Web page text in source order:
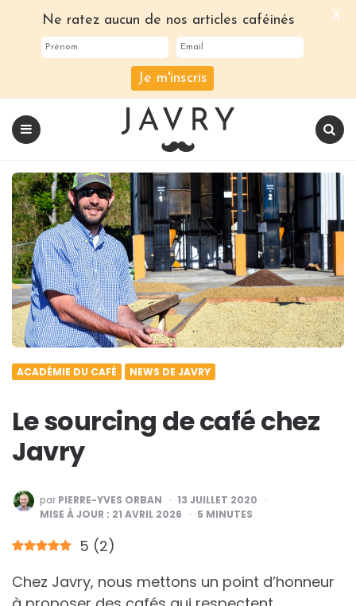
Le
blog
Javry
Coffee
ACADÉMIE DU CAFÉ NEWS DE JAVRY
Le sourcing de café chez
Javry
PUBLIÉ
PAR
par PIERRE-YVES ORBAN
13 JUILLET 2020
MISE À JOUR : 21 AVRIL 2026 5 MINUTES
5 (2)
Chez Javry, nous mettons un point d’honneur
Ne ratez aucun de nos articles caféinés
Je m'inscris
X